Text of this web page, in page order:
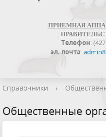
ПРИЕМНАЯ
Телефон:
эл. почта:
Справочники ›
Общественные